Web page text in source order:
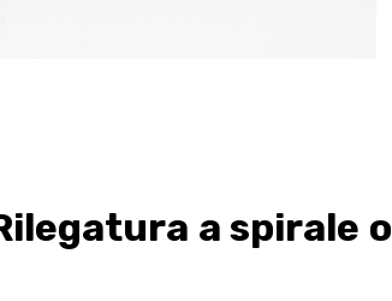
a spirale o